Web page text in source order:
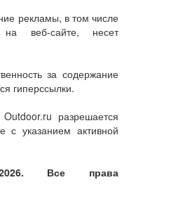
рекламы, в том числе
веб-сайте, несет
за содержание
гиперссылки.
разрешается
указанием активной
Все права